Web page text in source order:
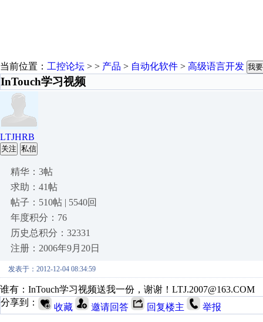
当前位置： 工控论坛 > > 产品 > 自动化软件 > 高级语言开发 我
InTouch学习视频
LTJHRB
关注 私信
精华：3帖
求助：41帖
帖子：510帖 | 5540回
年度积分：76
历史总积分：32331
注册：2006年9月20日
发表于：2012-12-04 08:34:59
谁有：InTouch学习视频送我一份，谢谢！LTJ.2007@163.COM
分享到：
收藏 邀请回答 回复楼主 举报